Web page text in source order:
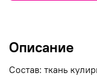
Описание
Состав: ткань